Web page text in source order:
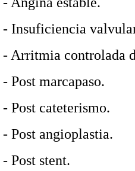
- Insuficiencia
- Arritmia controlada
- Post marcapaso.
- Post cateterismo.
- Post angioplastia.
- Post stent.